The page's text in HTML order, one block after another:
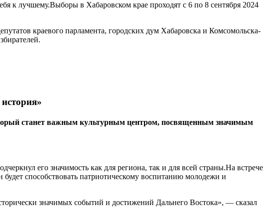
к лучшему.Выборы в Хабаровском крае проходят с 6 по 8 сентября 2024
краевого парламента, городских дум Хабаровска и Комсомольска-
станет важным культурным центром, посвященным значимым
его значимость как для региона, так и для всей страны.На встрече
способствовать патриотическому воспитанию молодежи и
значимых событий и достижений Дальнего Востока», — сказал